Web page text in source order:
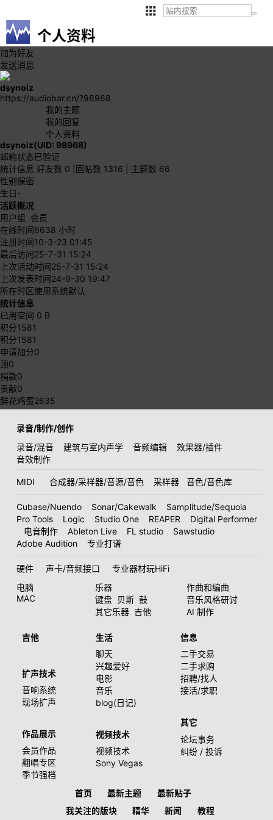
个人资料
加为好友
发送消息
dsynoiz
https://audiobar.cn/?98968
我的主题
我的回复
个人资料
dsynoiz(UID: 98968)
邮箱状态已验证
统计信息 好友数 0 回帖数 1316
主题数 66
性别保密
生日-
活跃概况
用户组 会员
在线时间6638 小时
注册时间10-3-23 01:45
最后访问25-7-31 15:24
上次活动时间25-7-31 15:24
上次发表时间24-9-30 19:47
所在时区使用系统默认
统计信息
已用空间 0 B
积分1581
积分1581
申请加分0
顶0
捐款0
贡献0
鲜花鸡蛋2635
录音/制作/创作
录音/混音
建筑与室内声学 音频编辑
效果器/插件
音效制作
MIDI 合成器/采样器/音源/音色 采样器 音色/音色库
Cubase/Nuendo Sonar/Cakewalk
Samplitude/Sequoia
Pro Tools
Logic Studio One REAPER
Digital Performer
电音制作
Ableton Live FL studio
Sawstudio
Adobe Audition
专业打谱
硬件 声卡/音频接口
专业器材玩HiFi
电脑
MAC
乐器
键盘 贝斯 鼓
其它乐器 吉他
作曲和编曲
音乐风格研讨
AI 制作
吉他
扩声技术
音响系统
现场扩声
作品展示
会员作品
翻唱专区
季节强档
生活
聊天
兴趣爱好
电影
音乐
blog(日记)
视频技术
视频技术
Sony Vegas
信息
二手交易
二手求购
招聘/找人
接活/求职
其它
论坛事务
纠纷 / 投诉
首页 最新主题
最新贴子
我关注的版块
精华 新闻 教程